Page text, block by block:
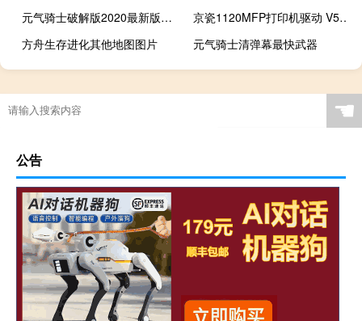
元气骑士破解版2020最新版下载无需登录
京瓷1120MFP打印机驱动 V5.3.24 官方版（京瓷1120MFP打印机驱动 V5.3.24 官方版功能简介）
方舟生存进化其他地图图片
元气骑士清弹幕最快武器
☚
公告